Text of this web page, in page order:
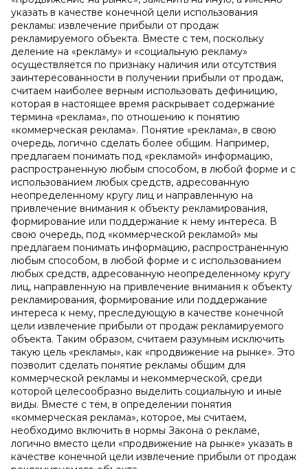
указать в качестве конечной цели использования
рекламы: извлечение прибыли от продаж
рекламируемого объекта. Вместе с тем, поскольку
деление на «рекламу» и «социальную рекламу»
осуществляется по признаку наличия или отсутствия
заинтересованности в получении прибыли от продаж,
считаем наиболее верным использовать дефиницию,
которая в настоящее время раскрывает содержание
термина «реклама», по отношению к понятию
«коммерческая реклама». Понятие «реклама», в свою
очередь, логично сделать более общим. Например,
предлагаем понимать под «рекламой» информацию,
распространенную любым способом, в любой форме и с
использованием любых средств, адресованную
неопределенному кругу лиц и направленную на
привлечение внимания к объекту рекламирования,
формирование или поддержание к нему интереса. В
свою очередь, под «коммерческой рекламой» мы
предлагаем понимать информацию, распространенную
любым способом, в любой форме и с использованием
любых средств, адресованную неопределенному кругу
лиц, направленную на привлечение внимания к объекту
рекламирования, формирование или поддержание
интереса к нему, преследующую в качестве конечной
цели извлечение прибыли от продаж рекламируемого
объекта. Таким образом, считаем разумным исключить
такую цель «рекламы», как «продвижение на рынке». Это
позволит сделать понятие рекламы общим для
коммерческой рекламы и некоммерческой, среди
которой целесообразно выделить социальную и иные
виды. Вместе с тем, в определении понятия
«коммерческая реклама», которое, мы считаем,
необходимо включить в нормы Закона о рекламе,
логично вместо цели «продвижение на рынке» указать в
качестве конечной цели извлечение прибыли от продаж